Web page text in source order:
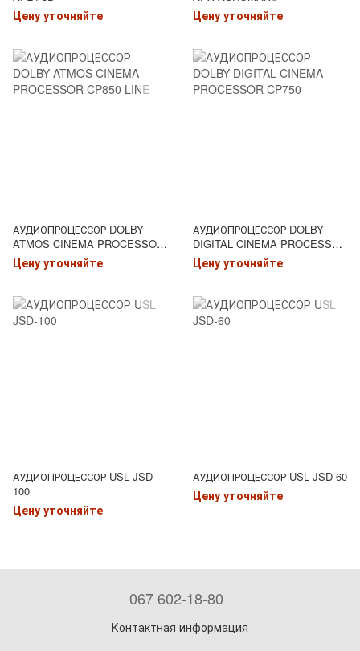
Цену уточняйте Цену уточняйте
АУДИОПРОЦЕССОР DOLBY
ATMOS CINEMA PROCESSOR
CP850 LINE
Цену уточняйте
АУДИОПРОЦЕССОР DOLBY
DIGITAL CINEMA PROCESSOR
CP750
Цену уточняйте
АУДИОПРОЦЕССОР USL JSD-
100
Цену уточняйте
АУДИОПРОЦЕССОР USL JSD-60
Цену уточняйте
067 602-18-80
Контактная информация